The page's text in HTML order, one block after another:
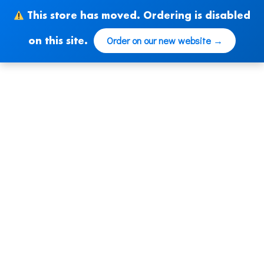
This store has moved. Ordering is disabled
on this site. Order on our new website →
contenido